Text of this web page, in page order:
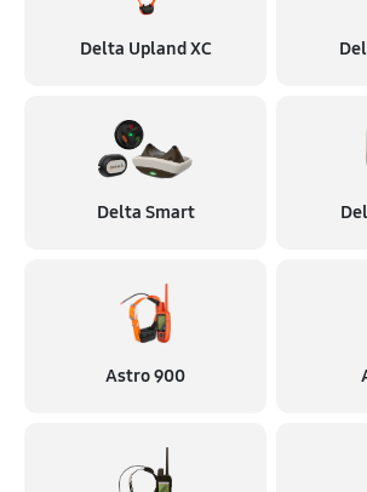
Delta Upland XC
Delta Smart
Astro 900